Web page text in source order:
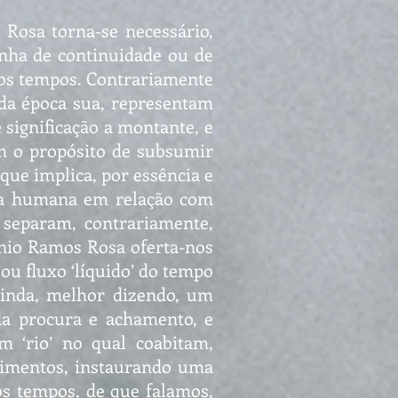
torna-se necessário,
de continuidade ou de
tempos. Contrariamente
época sua, representam
a montante, e
o propósito de subsumir
implica, por essência e
humana em relação com
contrariamente,
Ramos Rosa oferta-nos
fluxo ‘líquido’ do tempo
melhor dizendo, um
procura e achamento, e
‘rio’ no qual coabitam,
instaurando uma
tempos, de que falamos,